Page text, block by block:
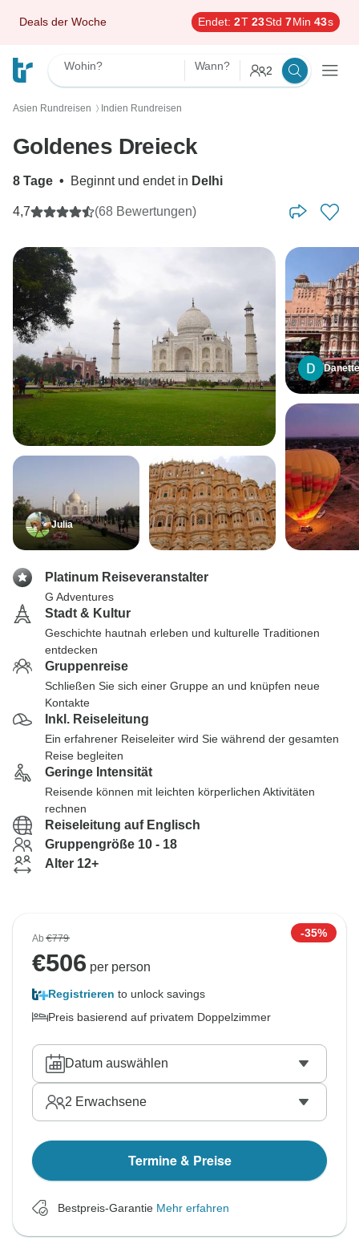
Deals der Woche Endet: 2T 23Std 7Min 41s
Wohin? Wann? 2
Asien Rundreisen 〉 Indien Rundreisen
Goldenes Dreieck
8 Tage • Beginnt und endet in Delhi
4,7 (68 Bewertungen)
Julia
Danette
Platinum Reiseveranstalter
G Adventures
Stadt & Kultur
Geschichte hautnah erleben und kulturelle Traditionen
entdecken
Gruppenreise
Schließen Sie sich einer Gruppe an und knüpfen neue
Kontakte
Inkl. Reiseleitung
Ein erfahrener Reiseleiter wird Sie während der gesamten
Reise begleiten
Geringe Intensität
Reisende können mit leichten körperlichen Aktivitäten
rechnen
Reiseleitung auf Englisch
Gruppengröße 10 - 18
Alter 12+
Ab€779 -35%
€506 per person
Registrieren to unlock savings
Preis basierend auf privatem Doppelzimmer
Datum auswählen
2 Erwachsene
Termine & Preise
Bestpreis-Garantie Mehr erfahren